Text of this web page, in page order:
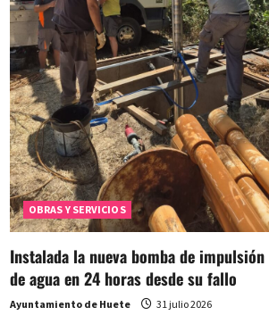
OBRAS Y SERVICIOS
Instalada la nueva bomba de impulsión
de agua en 24 horas desde su fallo
Ayuntamiento de Huete 31 julio 2026